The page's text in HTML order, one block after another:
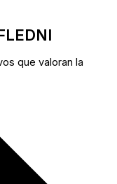
que valoran la